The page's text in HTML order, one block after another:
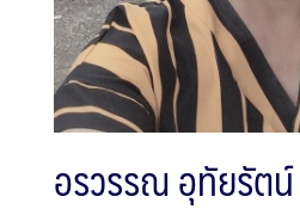
อรวรรณ อุทัยรัตน์